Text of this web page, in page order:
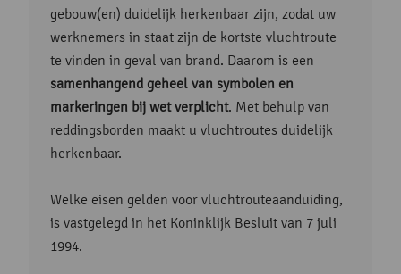
gebouw(en) duidelijk herkenbaar zijn, zodat uw
werknemers in staat zijn de kortste vluchtroute
te vinden in geval van brand. Daarom is een
samenhangend geheel van symbolen en
markeringen bij wet verplicht. Met behulp van
reddingsborden maakt u vluchtroutes duidelijk
herkenbaar.
Welke eisen gelden voor vluchtrouteaanduiding,
is vastgelegd in het Koninklijk Besluit van 7 juli
1994.